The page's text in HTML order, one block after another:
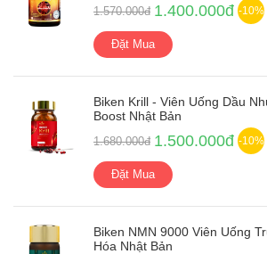
1.570.000đ 1.400.000đ -10%
Đặt Mua
Biken Krill - Viên Uống Dầu
Boost Nhật Bản
1.680.000đ 1.500.000đ -10%
Đặt Mua
Biken NMN 9000 Viên Uống Trường Thọ Và Trẻ
Hóa Nhật Bản